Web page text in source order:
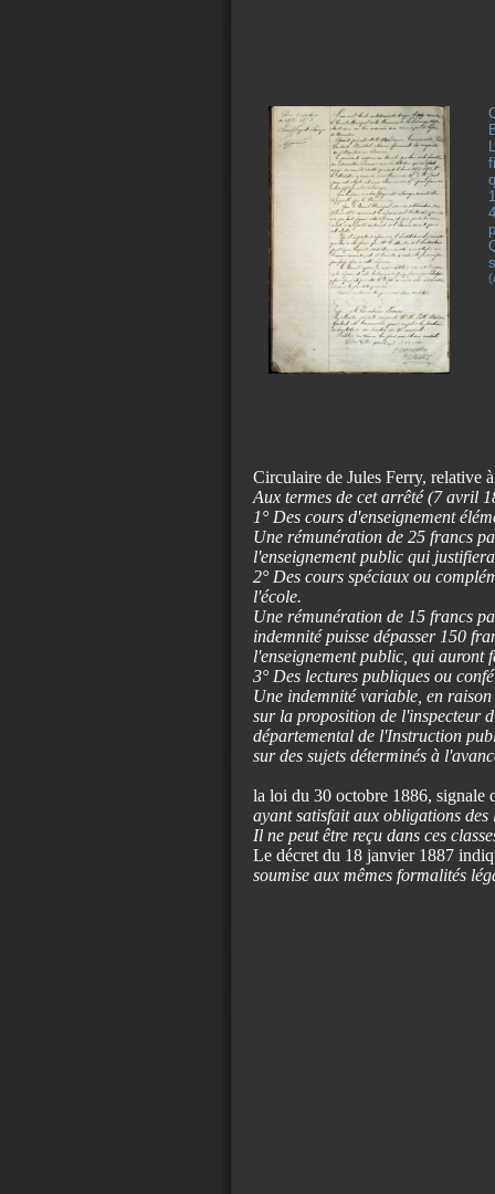
Circulaire de Jules Ferry, relative
Aux termes de cet arrêté (7 avril
1° Des cours d'enseignement
Une rémunération de 25 francs
l'enseignement public qui
2° Des cours spéciaux ou
l'école.
Une rémunération de 15 francs
indemnité puisse dépasser 150
l'enseignement public, qui auront
3° Des lectures publiques ou
Une indemnité variable, en raison
sur la proposition de l'inspecteur
départemental de l'Instruction
sur des sujets déterminés à
la loi du 30 octobre 1886, signale
ayant satisfait aux obligations
Il ne peut être reçu dans ces
Le décret du 18 janvier 1887
soumise aux mêmes formalités